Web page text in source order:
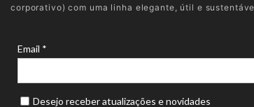
corporativo) com uma linha elegante, útil e